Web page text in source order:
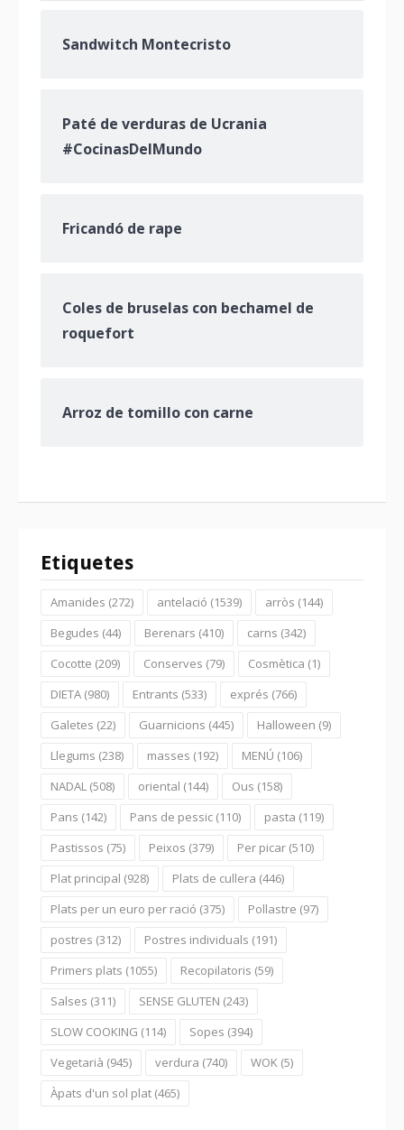
Sandwitch Montecristo
Paté de verduras de Ucrania
#CocinasDelMundo
Fricandó de rape
Coles de bruselas con bechamel de
roquefort
Arroz de tomillo con carne
Etiquetes
Amanides (272) antelació (1539) arròs (144)
Begudes (44) Berenars (410) carns (342)
Cocotte (209) Conserves (79) Cosmètica (1)
DIETA (980) Entrants (533) exprés (766)
Galetes (22) Guarnicions (445) Halloween (9)
Llegums (238) masses (192) MENÚ (106)
NADAL (508) oriental (144) Ous (158)
Pans (142) Pans de pessic (110) pasta (119)
Pastissos (75) Peixos (379) Per picar (510)
Plat principal (928) Plats de cullera (446)
Plats per un euro per ració (375) Pollastre (97)
postres (312) Postres individuals (191)
Primers plats (1055) Recopilatoris (59)
Salses (311) SENSE GLUTEN (243)
SLOW COOKING (114) Sopes (394)
Vegetarià (945) verdura (740) WOK (5)
Àpats d'un sol plat (465)